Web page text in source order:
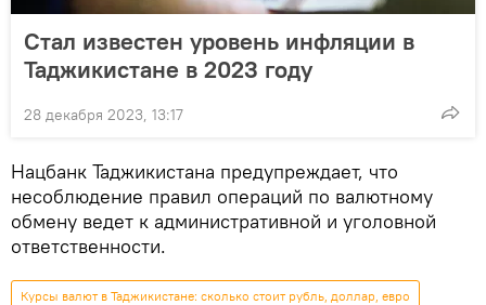
Стал известен уровень инфляции в
Таджикистане в 2023 году
28 декабря 2023, 13:17
Нацбанк Таджикистана предупреждает, что
несоблюдение правил операций по валютному
обмену ведет к административной и уголовной
ответственности.
Курсы валют в Таджикистане: сколько стоит рубль, доллар, евро